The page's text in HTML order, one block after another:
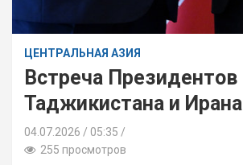
ЦЕНТРАЛЬНАЯ АЗИЯ
Встреча Президентов
Таджикистана и Ирана
04.07.2026
05:35 /
255 просмотров